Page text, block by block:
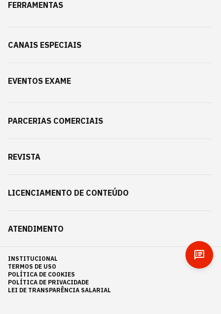
FERRAMENTAS
CANAIS ESPECIAIS
EVENTOS EXAME
PARCERIAS COMERCIAIS
REVISTA
LICENCIAMENTO DE CONTEÚDO
ATENDIMENTO
INSTITUCIONAL
TERMOS DE USO
POLÍTICA DE COOKIES
POLÍTICA DE PRIVACIDADE
LEI DE TRANSPARÊNCIA SALARIAL